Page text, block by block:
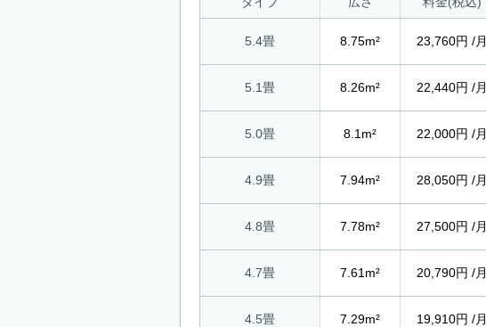
5.4畳 8.75m² 23,760円 /月
5.1畳 8.26m² 22,440円 /月
5.0畳 8.1m² 22,000円 /月
4.9畳 7.94m² 28,050円 /月
4.8畳 7.78m² 27,500円 /月
4.7畳 7.61m² 20,790円 /月
4.5畳 7.29m² 19,910円 /月